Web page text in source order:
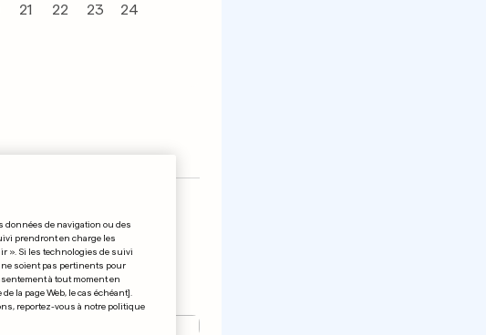
21 22 23 24
données de navigation ou des
prendront en charge les
». Si les technologies de suivi
soient pas pertinents pour
à tout moment en
la page Web, le cas échéant].
reportez-vous à notre politique